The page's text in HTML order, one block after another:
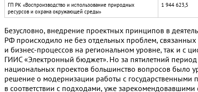
ГП РК «Воспроизводство и использование природных
ресурсов и охрана окружающей среды»
1 944 623,5
Безусловно, внедрение проектных принципов в
РФ происходило не без отдельных проблем,
и бизнес-процессов на региональном уровне, так и с
ГИИС «Электронный бюджет». Но за пятилетний
национальных проектов большинство вопросов было
решение о модернизации работы с государственными
в соответствии с подходами, уже